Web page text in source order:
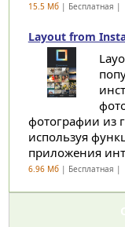
15.5 Мб| Бесплатная |
Layout from
фотографии из
используя
приложения
6.96 Мб| Бесплатная |